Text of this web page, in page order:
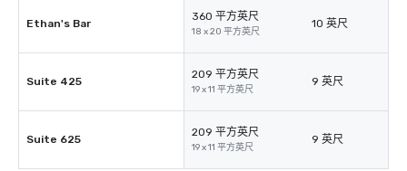
Ethan's Bar
360 平方英尺
18 x 20 平方英尺
10 英尺
Suite 425
209 平方英尺
19 x 11 平方英尺
9 英尺
Suite 625
209 平方英尺
19 x 11 平方英尺
9 英尺